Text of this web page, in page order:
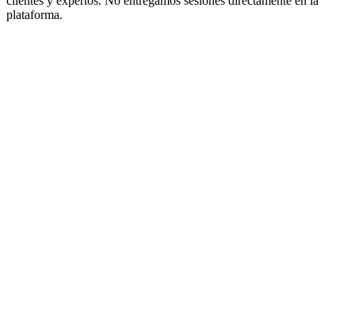
plataforma.